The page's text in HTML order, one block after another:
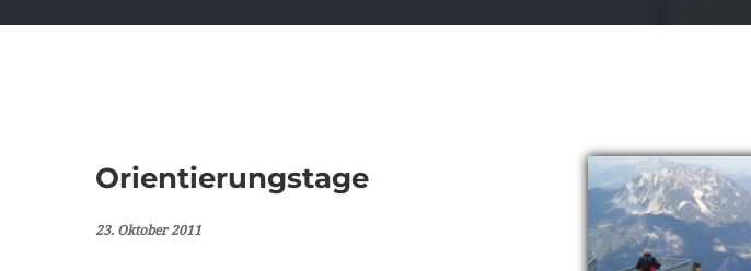
Orientierungstage
23. Oktober 2011